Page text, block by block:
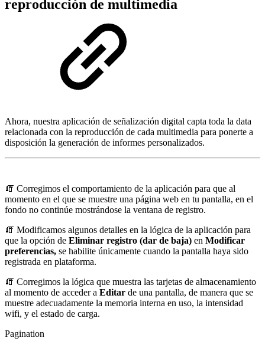
reproducción de multimedia
Ahora, nuestra aplicación de señalización digital capta toda la data
relacionada con la reproducción de cada multimedia para ponerte a
disposición la generación de informes personalizados.
🧯 Corregimos el comportamiento de la aplicación para que al
momento en el que se muestre una página web en tu pantalla, en el
fondo no continúe mostrándose la ventana de registro.
🧯 Modificamos algunos detalles en la lógica de la aplicación para
que la opción de Eliminar registro (dar de baja) en Modificar
preferencias, se habilite únicamente cuando la pantalla haya sido
registrada en plataforma.
🧯 Corregimos la lógica que muestra las tarjetas de almacenamiento
al momento de acceder a Editar de una pantalla, de manera que se
muestre adecuadamente la memoria interna en uso, la intensidad
wifi, y el estado de carga.
Pagination